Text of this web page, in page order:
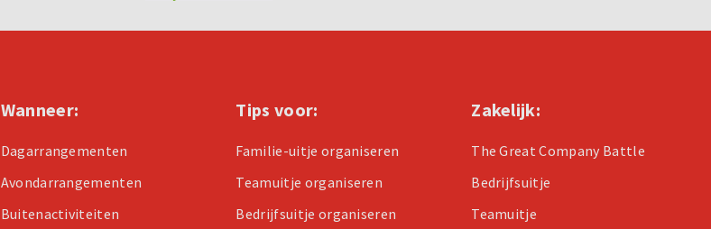
Wanneer:
Dagarrangementen
Avondarrangementen
Buitenactiviteiten
Tips voor:
Familie-uitje organiseren
Teamuitje organiseren
Bedrijfsuitje organiseren
Zakelijk:
The Great Company Battle
Bedrijfsuitje
Teamuitje